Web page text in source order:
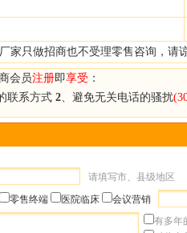
厂家只做招商也不受理零售咨询，请
会员注册即享受 ：
联系方式 2、避免无关电话的骚扰
请填写市、县级地区
零售终端 医院临床
会议营销
有多年